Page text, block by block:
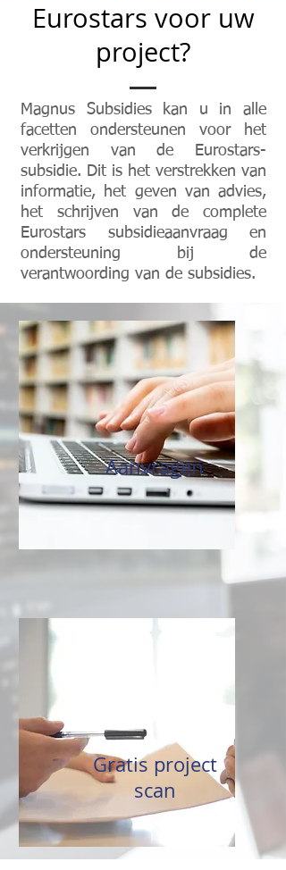
Eurostars voor uw
project?
Magnus Subsidies kan u in alle
facetten ondersteunen voor het
verkrijgen van de Eurostars-
subsidie. Dit is het verstrekken van
informatie, het geven van advies,
het schrijven van de complete
Eurostars subsidieaanvraag en
ondersteuning bij de
verantwoording van de subsidies.
Aanvragen
Gratis project
scan